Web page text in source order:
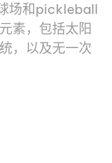
场和pickleball
素，包括太阳
，以及无一次